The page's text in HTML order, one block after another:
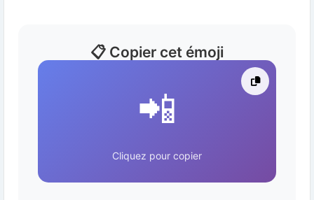
📋 Copier cet émoji
📲
Cliquez pour copier